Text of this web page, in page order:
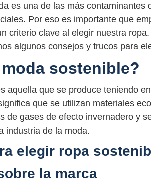
es una de las más contaminantes
Por eso es importante que
criterio clave al elegir nuestra
algunos consejos y trucos para
sostenible?
aquella que se produce teniendo
que se utilizan materiales
de gases de efecto invernadero y
industria de la moda.
elegir ropa
la marca